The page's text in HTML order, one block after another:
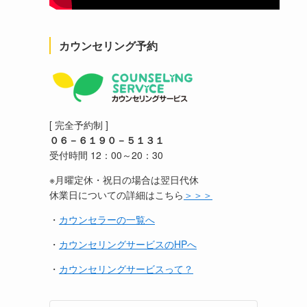
カウンセリング予約
[ 完全予約制 ]
０６－６１９０－５１３１
受付時間 12：00～20：30
※月曜定休・祝日の場合は翌日代休
休業日についての詳細はこちら ＞＞＞
・ カウンセラーの一覧へ
・ カウンセリングサービスのHPへ
・ カウンセリングサービスって？